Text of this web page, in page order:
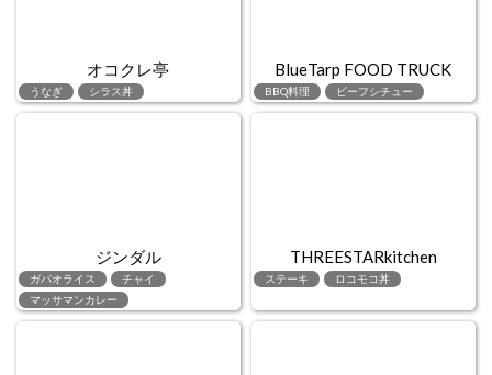
オコクレ亭
うなぎ シラス丼
BlueTarp FOOD TRUCK
BBQ料理 ビーフシチュー
ジンダル
ガパオライス
チャイ
マッサマンカレー
THREESTARkitchen
ステーキ ロコモコ丼